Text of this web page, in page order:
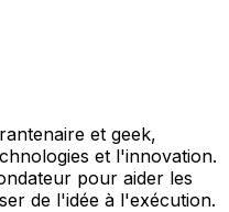
et geek,
et l'innovation.
pour aider les
de l'idée à l'exécution.